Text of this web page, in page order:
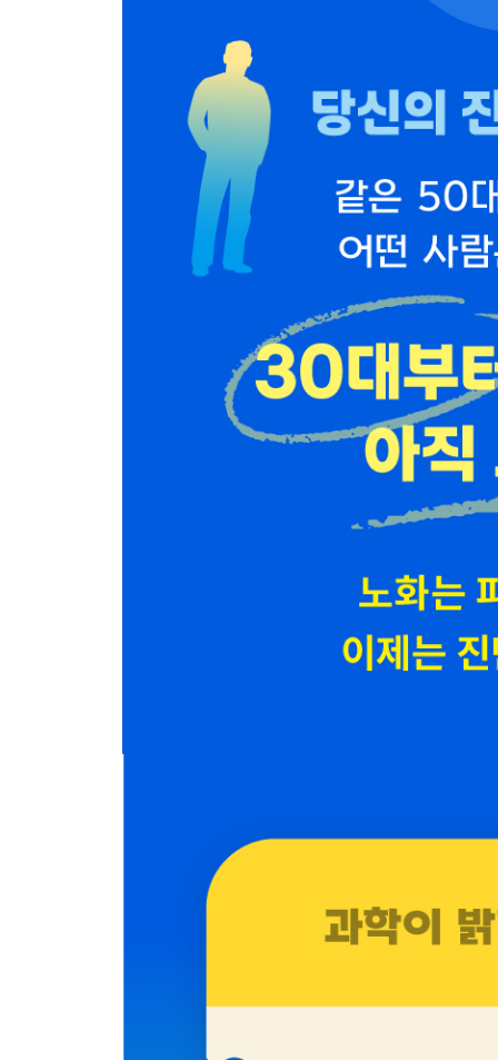
노화 가속과 질병 발생의 원인, 자가 포식 장애 · 153
자가 포식을 증강하면 노화가 느려지고 질병도 좋
자가 포식 문제의 진단법 · 161
자가 포식 증강 효과가 있는 생활 습관들 · 165
자가 포식을 활성화하는 음식과 약초들 · 174
소식과 유사 효과가 있는 자가 포식 증강 알약들 ·
주요 약초, 알약들의 권장량, 복용법, 부작용 및 주
최근 연구 과제들의 동향과 전망 · 202
6장 후성 유전적 변화 조절로 세포 나이 되돌리기
후성 유전적 변화(Epigenetic change)란 무엇인가?
우리 몸에서 일어나는 후성 유전적 변화 4가지 · 209
부모에게 물려받은 DNA와 후성 유전적 변화 중 어
해로운 결과를 초래하는 후성 유전적 원인들 · 223
후성 유전적 변화로 노화와 암, 질병이 생기는 이유
후성 유전적 시계를 돌려 항노화, 암을 치료하는 약
젊음을 되찾을 가능성에 접근한 후성 유전적 세포
후성 유전적 변화의 진단법 · 234
후성 유전적 변화를 조절하는 항노화 알약들 · 241
주요 약초, 알약들의 권장량, 복용법, 부작용 및 주
최근 연구 과제들의 동향과 전망 · 258
마이토콘드리아의 생김새와 기능들 · 269
마이토콘드리아 기능 장애 시 노화와 질병이 생기
마이토콘드리아 기능 장애의 주요 원인들 · 278
마이토콘드리아 기능 장애의 진단법 · 279
마이토콘드리아 활성 비약물 요법 2가지: 열량 제
마이토콘드리아를 이식하는 항노화 및 질병 치료 ·